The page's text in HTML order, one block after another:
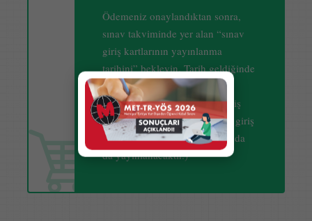
Ödemeniz onaylandıktan sonra,
sınav takviminde yer alan “sınav
giriş kartlarının yayınlanma
tarihini” bekleyin. Tarih geldiğinde
kullanıcı adınız ve şifreniz ile
sisteme giriş yaparak sınav giriş
kartınızın çıktısını alın. (Sınav giriş
adresleri “Duyurular” sayfasında
da yayınlanacaktır.)